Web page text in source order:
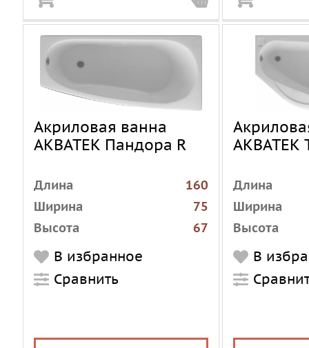
Акриловая ванна
АКВАТЕК Пандора R
Длина
160
Ширина
75
Высота
67
Установка
Форма
асимметричная
В избранное
Сравнить
АКВАТЕК
Длина
Ширина
Высота
Установка
Форма
В